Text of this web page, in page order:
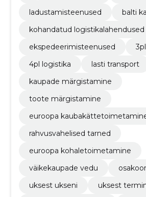
ladustamisteenused
balti
kohandatud logistikalahendused
ekspedeerimisteenused
4pl logistika
lasti transport
kaupade märgistamine
toote märgistamine
euroopa
rahvusvahelised tarned
euroopa kohaletoimetamine
väikekaupade vedu
uksest ukseni
uksest